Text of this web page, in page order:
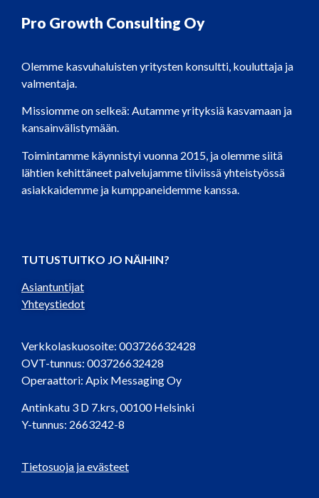
Pro Growth Consulting Oy
Olemme kasvuhaluisten yritysten konsultti, kouluttaja ja
valmentaja.
Missiomme on selkeä: Autamme yrityksiä kasvamaan ja
kansainvälistymään.
Toimintamme käynnistyi vuonna 2015, ja olemme siitä
lähtien kehittäneet palvelujamme tiiviissä yhteistyössä
asiakkaidemme ja kumppaneidemme kanssa.
TUTUSTUITKO JO NÄIHIN?
Asiantuntijat
Yhteystiedot
Verkkolaskuosoite: 003726632428
OVT-tunnus: 003726632428
Operaattori: Apix Messaging Oy
Antinkatu 3 D 7.krs, 00100 Helsinki
Y-tunnus: 2663242-8
Tietosuoja ja evästeet